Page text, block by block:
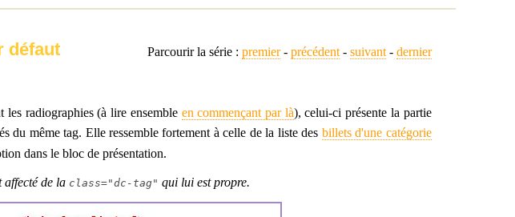
défaut Parcourir la série : premier- précédent- suivant- dernier
les radiographies (à lire ensemble en commençant par là), celui-ci présente la partie
du même tag. Elle ressemble fortement à celle de la liste des billets d'une catégorie
dans le bloc de présentation.
affecté de la class="dc-tag" qui lui est propre.